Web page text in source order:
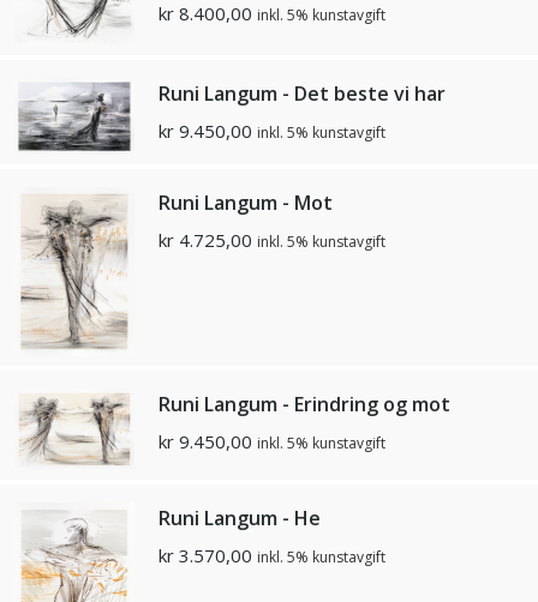
kr 8.400,00 inkl. 5% kunstavgift
Runi Langum - Det beste vi har
kr 9.450,00 inkl. 5% kunstavgift
Runi Langum - Mot
kr 4.725,00 inkl. 5% kunstavgift
Runi Langum - Erindring og mot
kr 9.450,00 inkl. 5% kunstavgift
Runi Langum - He
kr 3.570,00 inkl. 5% kunstavgift